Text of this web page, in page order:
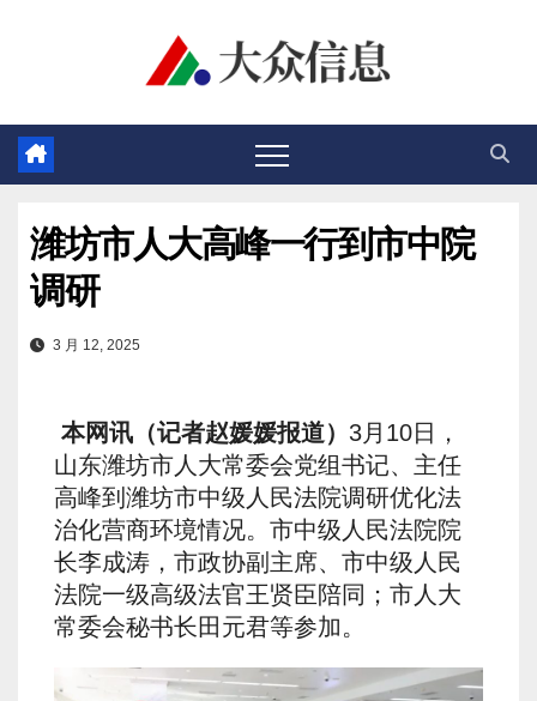
容
潍坊市人大高峰一行到市中院
调研
3 月 12, 2025
本网讯（记者赵媛媛报道） 3月10日，
山东潍坊市人大常委会党组书记、主任
高峰到潍坊市中级人民法院调研优化法
治化营商环境情况。市中级人民法院院
长李成涛，市政协副主席、市中级人民
法院一级高级法官王贤臣陪同；市人大
常委会秘书长田元君等参加。